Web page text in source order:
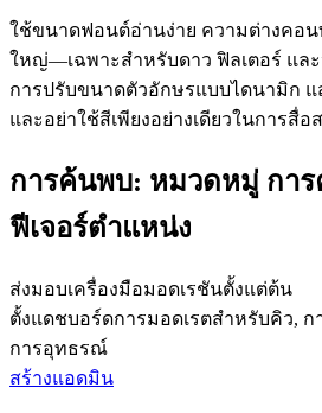
ใช้ขนาดฟอนต์อ่านง่าย ความต่างคอ
ใหญ่—เฉพาะสำหรับดาว ฟิลเตอร์ แล
การปรับขนาดตัวอักษรแบบไดนามิก
และอย่าใช้สีเพียงอย่างเดียวในการสื่
การค้นพบ: หมวดหมู่ กา
ฟีเจอร์ตำแหน่ง
ส่งมอบเครื่องมือมอดเรชันตั้งแต่ต้น
ตั้งแดชบอร์ดการมอดเรตสำหรับคิว, ก
การอุทธรณ์
สร้างแอดมิน